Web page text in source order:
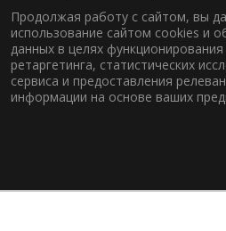
Продолжая работу с сайтом, вы
использование сайтом cookies и
данных в целях
ретаргетинга, статистических
сервиса и предоставления
информации на основе ваших